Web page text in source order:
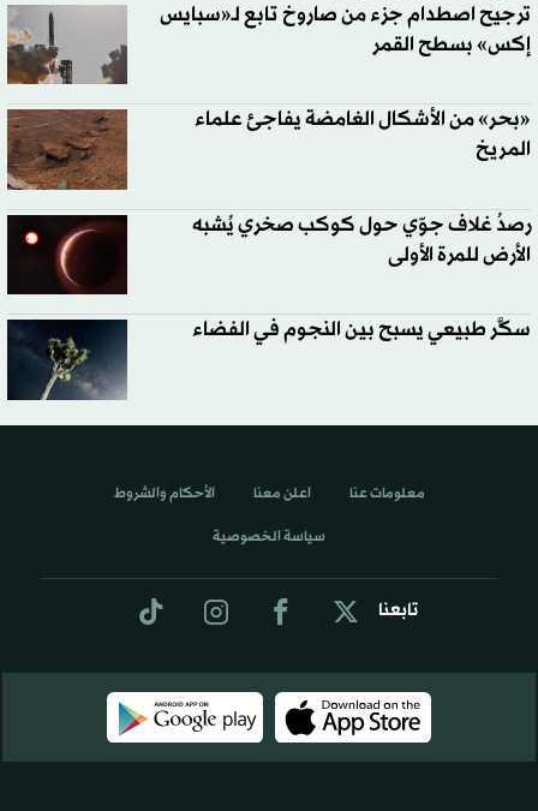
ترجيح اصطدام جزء من صاروخ تابع لـ«سبايس
إكس» بسطح القمر
«بحر» من الأشكال الغامضة يفاجئ علماء
المريخ
رصدُ غلاف جوّي حول كوكب صخري يُشبه
الأرض للمرة الأولى
سكَّر طبيعي يسبح بين النجوم في الفضاء
تابعنا
معلومات عنا اعلن معنا الأحكام والشروط
سياسة الخصوصية